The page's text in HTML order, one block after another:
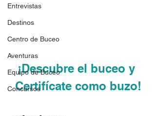
Entrevistas
Destinos
Centro de Buceo
Aventuras
Equipo de Buceo
Concursos
¡Descubre el buceo y
Certifícate como buzo!